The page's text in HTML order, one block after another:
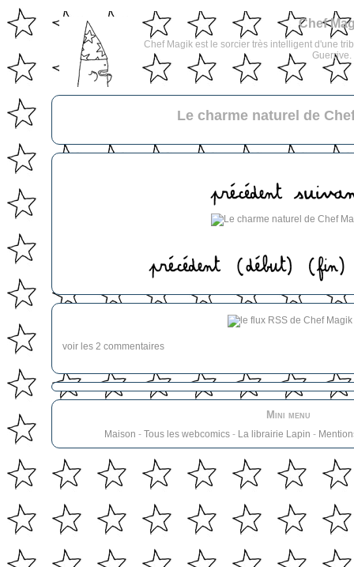
Chef
Chef Magik est le sorcier très intelligent d'une
Guerrive.
Le charme naturel de
voir les 2 commentaires
Mini menu
Maison - Tous les webcomics- La librairie Lapin -